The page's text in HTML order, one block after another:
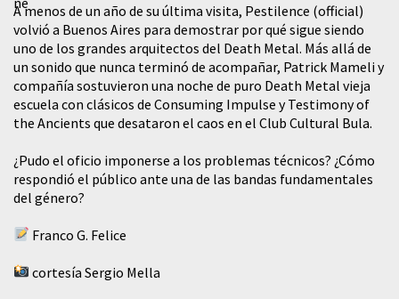
A menos de un año de su última visita, Pestilence (official)
volvió a Buenos Aires para demostrar por qué sigue siendo
uno de los grandes arquitectos del Death Metal. Más allá de
un sonido que nunca terminó de acompañar, Patrick Mameli y
compañía sostuvieron una noche de puro Death Metal vieja
escuela con clásicos de Consuming Impulse y Testimony of
the Ancients que desataron el caos en el Club Cultural Bula.
¿Pudo el oficio imponerse a los problemas técnicos? ¿Cómo
respondió el público ante una de las bandas fundamentales
del género?
Franco G. Felice
cortesía Sergio Mella